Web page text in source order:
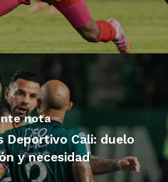
nota
Deportivo Cali: duelo
y necesidad